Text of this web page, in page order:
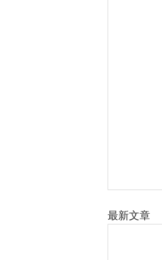
最新文章